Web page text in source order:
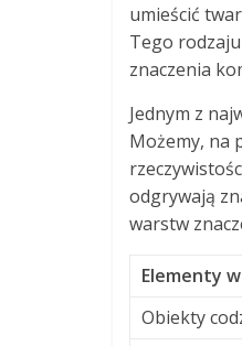
umieścić
Tego
znaczenia
Jednym z
Możemy, na
odgrywają
warstw
Elementy
Obiekty